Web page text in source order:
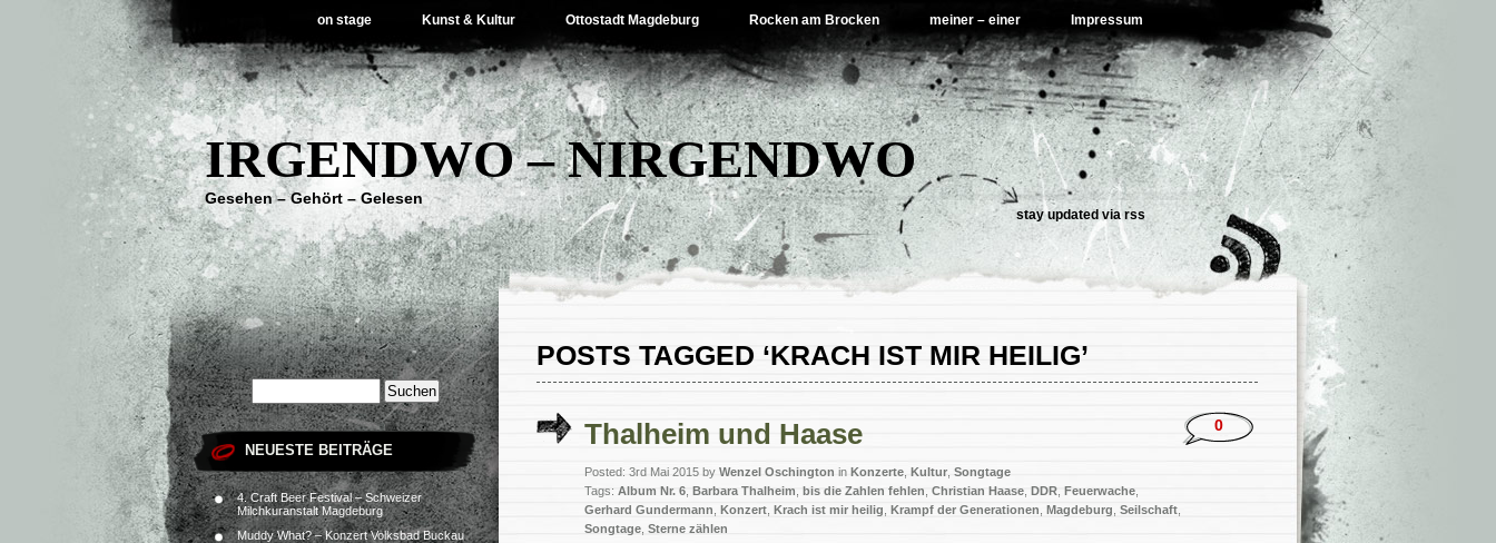
on stage Kunst & Kultur Ottostadt Magdeburg Rocken am Brocken meiner – einer Impressum
IRGENDWO – NIRGENDWO
Gesehen – Gehört – Gelesen
stay updated viarss
NEUESTE BEITRÄGE
4. Craft Beer Festival – Schweizer
Milchkuranstalt Magdeburg
Muddy What? – Konzert Volksbad Buckau
POSTS TAGGED ‘KRACH IST MIR HEILIG’
Thalheim und Haase
Posted: 3rd Mai 2015 by Wenzel Oschington in Konzerte Kultur Songtage
Tags: Album Nr. 6 Barbara Thalheim bis die Zahlen fehlen Christian Haase DDR Feuerwache
Gerhard Gundermann Konzert Krach ist mir heilig Krampf der Generationen Magdeburg Seilschaft
Songtage Sterne zählen
0